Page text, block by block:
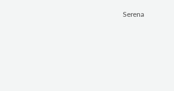
Serena